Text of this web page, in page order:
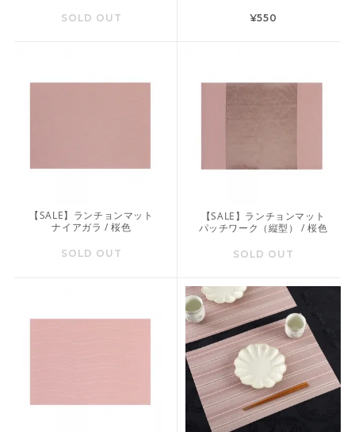
SOLD OUT ¥550
【SALE】ランチョンマット
ナイアガラ / 桜色
SOLD OUT
【SALE】ランチョンマット
パッチワーク（縦型） / 桜色
SOLD OUT